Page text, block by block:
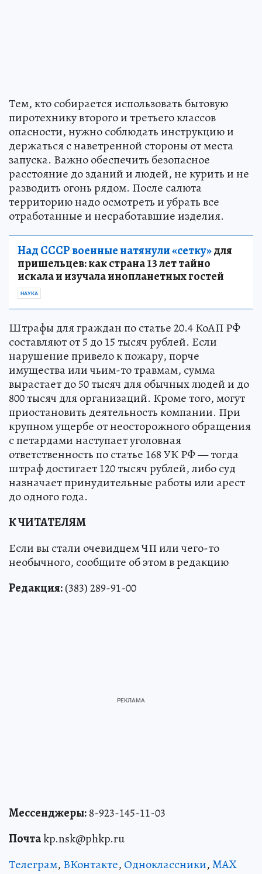
Тем, кто собирается использовать бытовую
пиротехнику второго и третьего классов
опасности, нужно соблюдать инструкцию и
держаться с наветренной стороны от места
запуска. Важно обеспечить безопасное
расстояние до зданий и людей, не курить и не
разводить огонь рядом. После салюта
территорию надо осмотреть и убрать все
отработанные и несработавшие изделия.
Над СССР военные натянули «сетку»для
пришельцев: как страна 13 лет тайно
искала и изучала инопланетных гостей
НАУКА
Штрафы для граждан по статье 20.4 КоАП РФ
составляют от 5 до 15 тысяч рублей. Если
нарушение привело к пожару, порче
имущества или чьим-то травмам, сумма
вырастает до 50 тысяч для обычных людей и до
800 тысяч для организаций. Кроме того, могут
приостановить деятельность компании. При
крупном ущербе от неосторожного обращения
с петардами наступает уголовная
ответственность по статье 168 УК РФ — тогда
штраф достигает 120 тысяч рублей, либо суд
назначает принудительные работы или арест
до одного года.
К ЧИТАТЕЛЯМ
Если вы стали очевидцем ЧП или чего-то
необычного, сообщите об этом в редакцию
Редакция:(383) 289-91-00
Мессенджеры:8-923-145-11-03
Почтаkp.nsk@phkp.ru
Телеграм, ВКонтакте, Одноклассники,MAX